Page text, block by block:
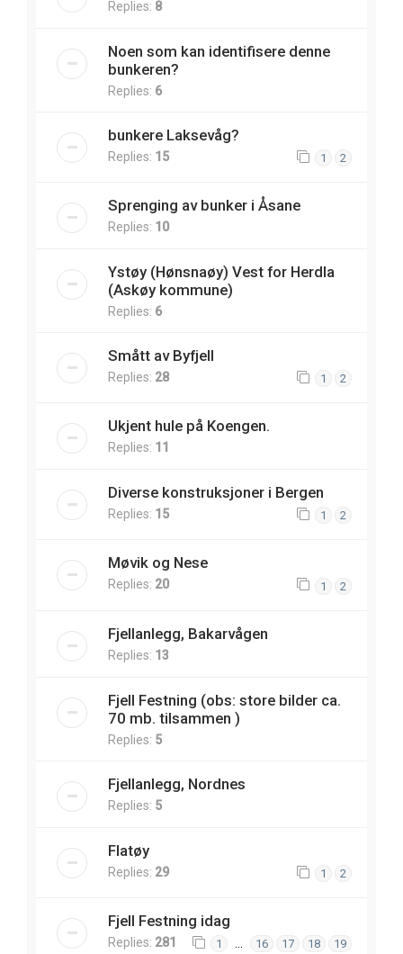
Replies: 8
Noen som kan identifisere denne
bunkeren?
Replies: 6
bunkere Laksevåg?
Replies: 15 1 2
Sprenging av bunker i Åsane
Replies: 10
Ystøy (Hønsnaøy) Vest for Herdla
(Askøy kommune)
Replies: 6
Smått av Byfjell
Replies: 28 1 2
Ukjent hule på Koengen.
Replies: 11
Diverse konstruksjoner i Bergen
Replies: 15 1 2
Møvik og Nese
Replies: 20 1 2
Fjellanlegg, Bakarvågen
Replies: 13
Fjell Festning (obs: store bilder ca.
70 mb. tilsammen )
Replies: 5
Fjellanlegg, Nordnes
Replies: 5
Flatøy
Replies: 29 1 2
Fjell Festning idag
Replies: 281 1 16 17 18 19